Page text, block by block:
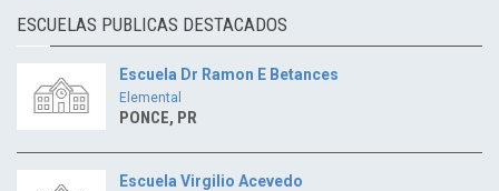
ESCUELAS PUBLICAS DESTACADOS
Escuela Dr Ramon E Betances
Elemental
PONCE, PR
Escuela Virgilio Acevedo